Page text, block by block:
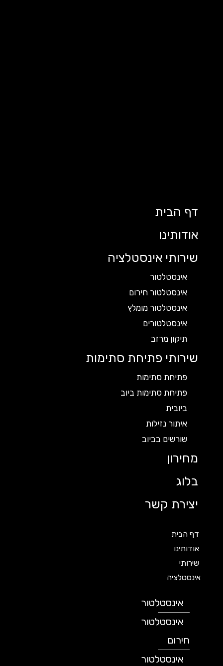
דף הבית
אודותינו
שירותי אינסטלציה
אינסטלטור
אינסטלטור חירום
אינסטלטור מומלץ
אינסטלטורים
תיקון מרזב
שירותי פתיחת סתימות
פתיחת סתימות
פתיחת סתימות ביוב
ביובית
איתור נזילות
שורשים בביוב
מחירון
בלוג
יצירת קשר
דף הבית
אודותינו
שירותי
אינסטלציה
אינסטלטור
אינסטלטור
חירום
אינסטלטור